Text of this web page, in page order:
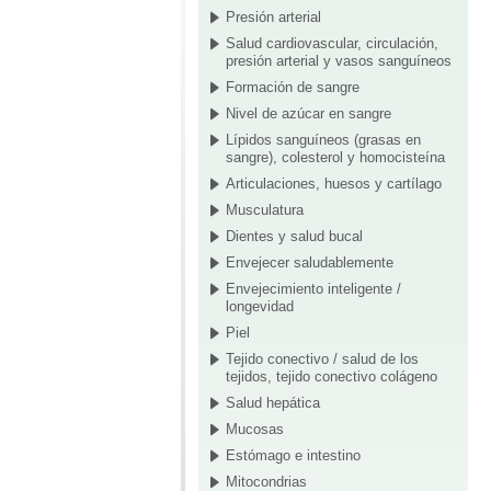
Presión arterial
Salud cardiovascular, circulación,
presión arterial y vasos sanguíneos
Formación de sangre
Nivel de azúcar en sangre
Lípidos sanguíneos (grasas en
sangre), colesterol y homocisteína
Articulaciones, huesos y cartílago
Musculatura
Dientes y salud bucal
Envejecer saludablemente
Envejecimiento inteligente /
longevidad
Piel
Tejido conectivo / salud de los
tejidos, tejido conectivo colágeno
Salud hepática
Mucosas
Estómago e intestino
Mitocondrias